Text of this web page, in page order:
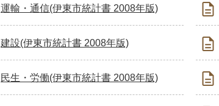
運輸・通信(伊東市統計書 2008年版)
建設(伊東市統計書 2008年版)
民生・労働(伊東市統計書 2008年版)